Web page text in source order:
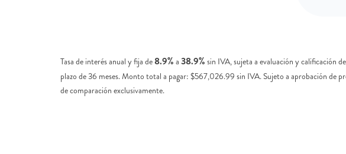
Tasa de interés anual y fija de8.9% a 38.9% sin IVA, sujeta a evaluación y calificación
plazo de 36 meses. Monto total a pagar: $567,026.99 sin IVA. Sujeto a aprobación de
de comparación exclusivamente.